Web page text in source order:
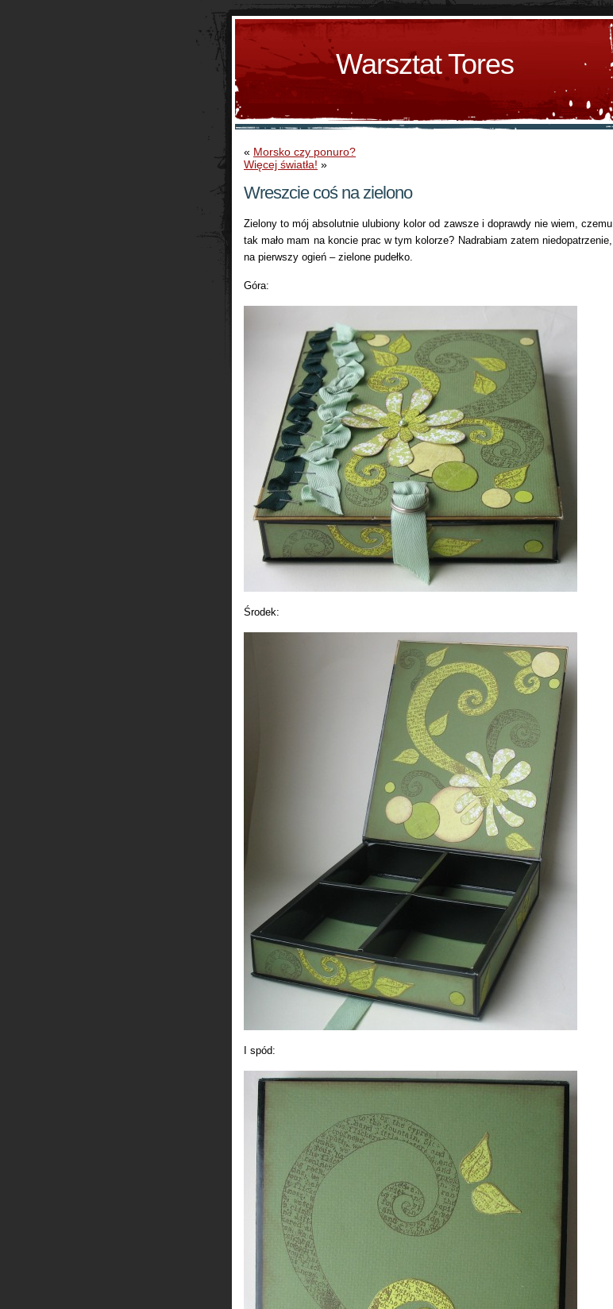
Warsztat Tores
« Morsko czy ponuro?
Więcej światła! »
Wreszcie coś na zielono
Zielony to mój absolutnie ulubiony kolor od zawsze i doprawdy nie wiem, czemu
tak mało mam na koncie prac w tym kolorze? Nadrabiam zatem niedopatrzenie,
na pierwszy ogień – zielone pudełko.
Góra:
Środek:
I spód: